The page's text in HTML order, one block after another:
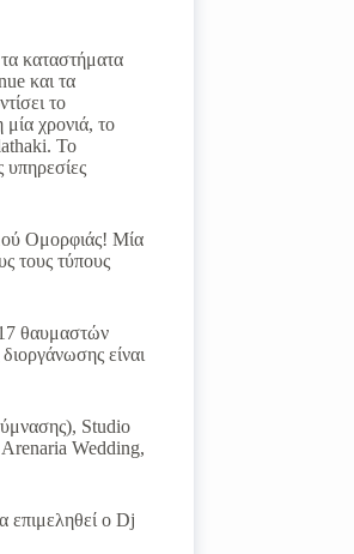
τα καταστήματα
και τα
το
χρονιά, το
Το
υπηρεσίες
Ομορφιάς! Μία
τους τύπους
17 θαυμαστών
είναι
Studio
Wedding,
επιμεληθεί ο Dj